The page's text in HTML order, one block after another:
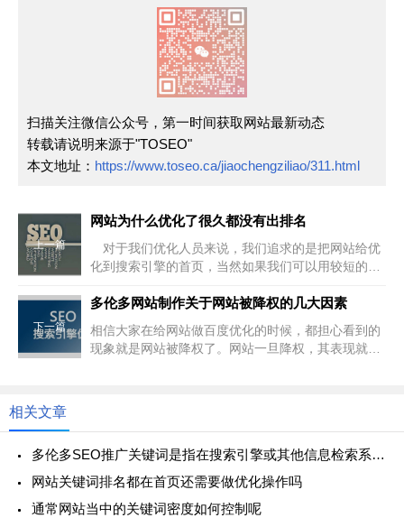
扫描关注微信公众号，第一时间获取网站最新动态
转载请说明来源于"TOSEO"
本文地址： https://www.toseo.ca/jiaochengziliao/311.html
上一篇
网站为什么优化了很久都没有出排名
对于我们优化人员来说，我们追求的是把网站给优
化到搜索引擎的首页，当然如果我们可以用较短的时
下一篇
多伦多网站制作关于网站被降权的几大因素
相信大家在给网站做百度优化的时候，都担心看到的
现象就是网站被降权了。网站一旦降权，其表现就是
相关文章
多伦多SEO推广关键词是指在搜索引擎或其他信息检索系统中
网站关键词排名都在首页还需要做优化操作吗
通常网站当中的关键词密度如何控制呢